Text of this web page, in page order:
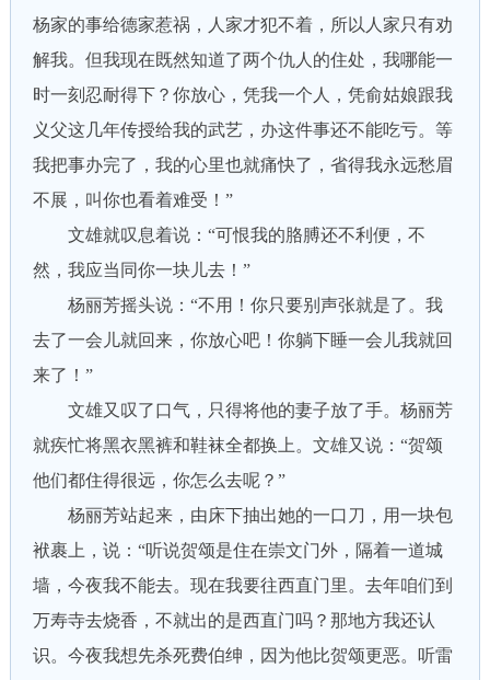
杨家的事给德家惹祸，人家才犯不着，所以人家只有劝
解我。但我现在既然知道了两个仇人的住处，我哪能一
时一刻忍耐得下？你放心，凭我一个人，凭俞姑娘跟我
义父这几年传授给我的武艺，办这件事还不能吃亏。等
我把事办完了，我的心里也就痛快了，省得我永远愁眉
不展，叫你也看着难受！”
文雄就叹息着说：“可恨我的胳膊还不利便，不
然，我应当同你一块儿去！”
杨丽芳摇头说：“不用！你只要别声张就是了。我
去了一会儿就回来，你放心吧！你躺下睡一会儿我就回
来了！”
文雄又叹了口气，只得将他的妻子放了手。杨丽芳
就疾忙将黑衣黑裤和鞋袜全都换上。文雄又说：“贺颂
他们都住得很远，你怎么去呢？”
杨丽芳站起来，由床下抽出她的一口刀，用一块包
袱裹上，说：“听说贺颂是住在崇文门外，隔着一道城
墙，今夜我不能去。现在我要往西直门里。去年咱们到
万寿寺去烧香，不就出的是西直门吗？那地方我还认
识。今夜我想先杀死费伯绅，因为他比贺颂更恶。听雷